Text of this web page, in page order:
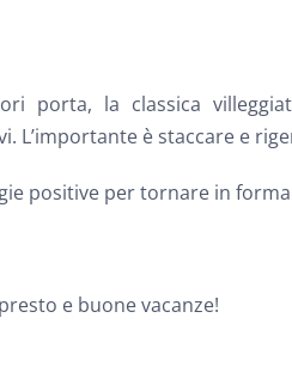
porta, la classica
L’importante è staccare e
positive per tornare in
e buone vacanze!